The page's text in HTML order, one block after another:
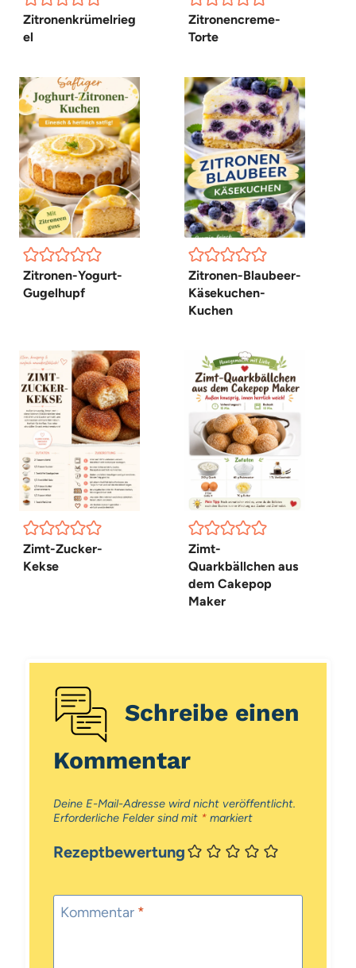
Zitronenkrümelrieg
el
Zitronencreme-
Torte
Zitronen-Yogurt-
Gugelhupf
Zitronen-Blaubeer-
Käsekuchen-
Kuchen
Zimt-Zucker-
Kekse
Zimt-
Quarkbällchen aus
dem Cakepop
Maker
Schreibe einen
Kommentar
Deine E-Mail-Adresse wird nicht veröffentlicht.
Erforderliche Felder sind mit *markiert
Rezeptbewertung
Kommentar *